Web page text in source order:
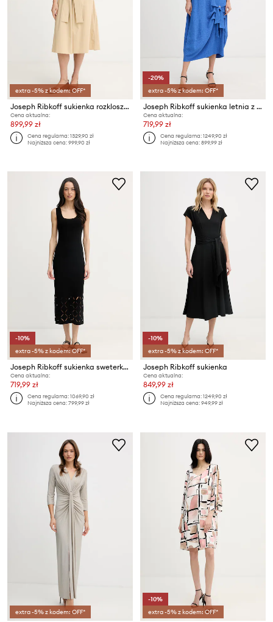
extra -5% z kodem: OFF*
Joseph Ribkoff sukienka rozkloszowana z bawełną
Cena aktualna:
899,99 zł
Cena regularna:1329,90 zł
Najniższa cena:999,90 zł
-20%
extra -5% z kodem: OFF*
Joseph Ribkoff sukienka letnia z wiskozą
Cena aktualna:
719,99 zł
Cena regularna:1249,90 zł
Najniższa cena:899,99 zł
-10%
extra -5% z kodem: OFF*
Joseph Ribkoff sukienka sweterkowa z wiskozą
Cena aktualna:
719,99 zł
Cena regularna:1069,90 zł
Najniższa cena:799,99 zł
-10%
extra -5% z kodem: OFF*
Joseph Ribkoff sukienka
Cena aktualna:
849,99 zł
Cena regularna:1249,90 zł
Najniższa cena:949,99 zł
extra -5% z kodem: OFF*
-10%
extra -5% z kodem: OFF*